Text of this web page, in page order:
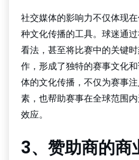
社交媒体的影响力不仅体现
种文化传播的工具。球迷通
看法，甚至将比赛中的关键
作，形成了独特的赛事文化
体的文化传播，不仅为赛事
素，也帮助赛事在全球范围
效应。
3、赞助商的商